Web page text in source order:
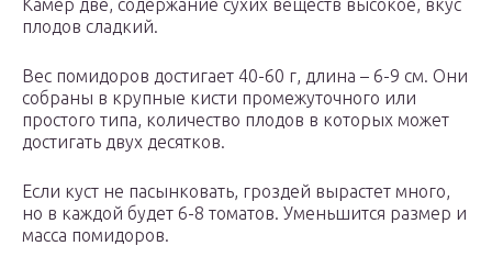
Камер две, содержание сухих веществ высокое, вкус
плодов сладкий.
Вес помидоров достигает 40-60 г, длина – 6-9 см. Они
собраны в крупные кисти промежуточного или
простого типа, количество плодов в которых может
достигать двух десятков.
Если куст не пасынковать, гроздей вырастет много,
но в каждой будет 6-8 томатов. Уменьшится размер и
масса помидоров.